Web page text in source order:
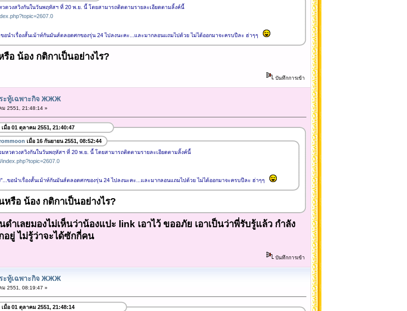
ดวงสวิงกันในวันพฤหัสฯ ที่ 20 พ.ย. นี้ โดยสามารถติดตามรายละเอียดตามลิ้งค์นี้
อนำเรื่องสั้นเม้าท์กันมันส์ตลอดศกของรุ่น 24 ไปลงนะคะ...และมากลอนแถมไปด้วย ไม่ได้ออกมาจะครบปีละ ฮ่าๆๆ
อ น้อง กติกาเป็นอย่างไร?
บันทึกการเข้า
ะทู้เฉพาะกิจ ЖЖЖ
2551, 21:48:14 »
เมื่อ 01 ตุลาคม 2551, 21:40:47
เมื่อ 16 กันยายน 2551, 08:52:44
หวดวงสวิงกันในวันพฤหัสฯ ที่ 20 พ.ย. นี้ โดยสามารถติดตามรายละเอียดตามลิ้งค์นี้
ขอนำเรื่องสั้นเม้าท์กันมันส์ตลอดศกของรุ่น 24 ไปลงนะคะ...และมากลอนแถมไปด้วย ไม่ได้ออกมาจะครบปีละ ฮ่าๆๆ
รือ น้อง กติกาเป็นอย่างไร?
ำเลยมองไม่เห็นว่าน้องแปะ link เอาไว้ ขออภัย เอาเป็นว่าพี่รับรู้แล้ว กำลัง
อยู่ ไม่รู้ว่าจะได้ซักกี่คน
บันทึกการเข้า
ะทู้เฉพาะกิจ ЖЖЖ
2551, 08:19:47 »
เมื่อ 01 ตุลาคม 2551, 21:48:14